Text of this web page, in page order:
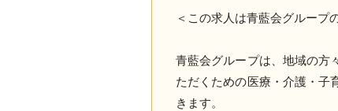
＜この求人は青藍会グループ
青藍会グループは、地域の方
ただくための医療・介護・子
きます。